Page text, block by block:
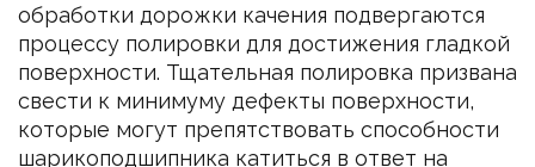
обработки дорожки качения подвергаются
процессу полировки для достижения гладкой
поверхности. Тщательная полировка призвана
свести к минимуму дефекты поверхности,
которые могут препятствовать способности
шарикоподшипника катиться в ответ на